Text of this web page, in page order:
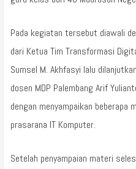
Pada kegiatan tersebut diawali
dari Ketua Tim Transformasi
Sumsel M. Akhfasyi lalu
dosen MDP Palembang Arif
dengan menyampaikan
prasarana IT Komputer.
Setelah penyampaian materi